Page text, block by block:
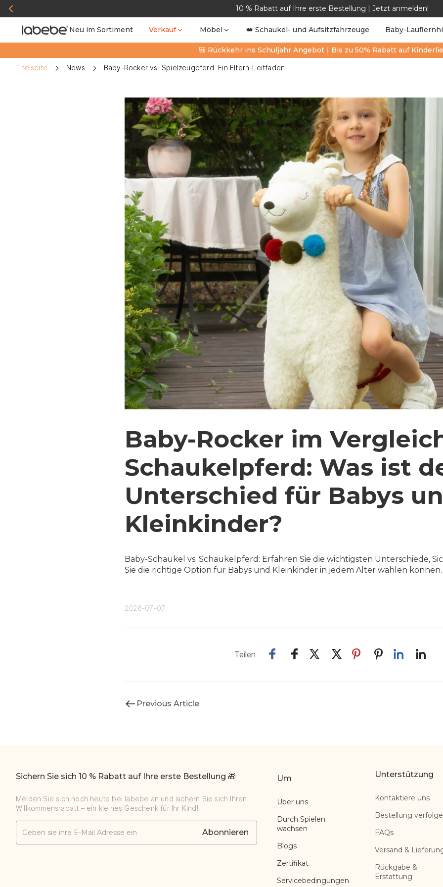
10 % Rabatt auf Ihre erste Bestellung | Jetzt anmelden!
Neu im Sortiment Verkauf Möbel 👑 Schaukel- und Aufsitzfahrzeuge Baby-
🎒 Rückkehr ins Schuljahr Angebot｜Bis zu 50% Rabatt auf
Titelseite News Baby-Rocker vs. Spielzeugpferd: Ein Eltern-Leitfaden
Baby-Rocker im
Schaukelpferd: Was ist
Unterschied für Babys
Kleinkinder?
Baby-Schaukel vs. Schaukelpferd: Erfahren Sie die wichtigsten Unterschiede,
Sie die richtige Option für Babys und Kleinkinder in jedem Alter wählen können.
2026-07-07
Teilen
Previous Article
Sichern Sie sich 10 % Rabatt auf Ihre erste Bestellung 🎁
Melden Sie sich noch heute bei labebe an und sichern Sie sich Ihren
Willkommensrabatt – ein kleines Geschenk für Ihr Kind!
Abonnieren
Um
Über uns
Durch Spielen
wachsen
Blogs
Zertifikat
Servicebedingungen
Unterstützung
Kontaktiere uns
Bestellung
FAQs
Versand &
Rückgabe &
Erstattung